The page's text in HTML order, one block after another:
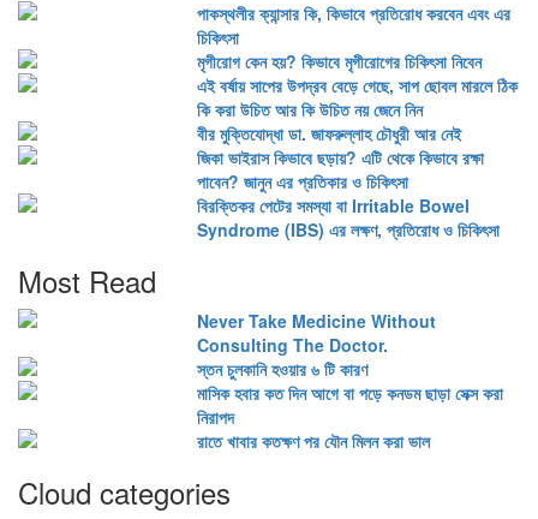
পাকস্থলীর ক্যান্সার কি, কিভাবে প্রতিরোধ করবেন এবং এর
চিকিৎসা
মৃগীরোগ কেন হয়? কিভাবে মৃগীরোগের চিকিৎসা নিবেন
এই বর্ষায় সাপের উপদ্রব বেড়ে গেছে, সাপ ছোবল মারলে ঠিক
কি করা উচিত আর কি উচিত নয় জেনে নিন
বীর মুক্তিযোদ্ধা ডা. জাফরুল্লাহ চৌধুরী আর নেই
জিকা ভাইরাস কিভাবে ছড়ায়? এটি থেকে কিভাবে রক্ষা
পাবেন? জানুন এর প্রতিকার ও চিকিৎসা
বিরক্তিকর পেটের সমস্যা বা Irritable Bowel
Syndrome (IBS) এর লক্ষণ, প্রতিরোধ ও চিকিৎসা
Most Read
Never Take Medicine Without
Consulting The Doctor.
স্তন চুলকানি হওয়ার ৬ টি কারণ
মাসিক হবার কত দিন আগে বা পড়ে কনডম ছাড়া সেক্স করা
নিরাপদ
রাতে খাবার কতক্ষণ পর যৌন মিলন করা ভাল
Cloud categories